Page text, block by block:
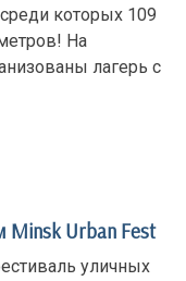
которых 109
На
лагерь с
Minsk Urban Fest
уличных